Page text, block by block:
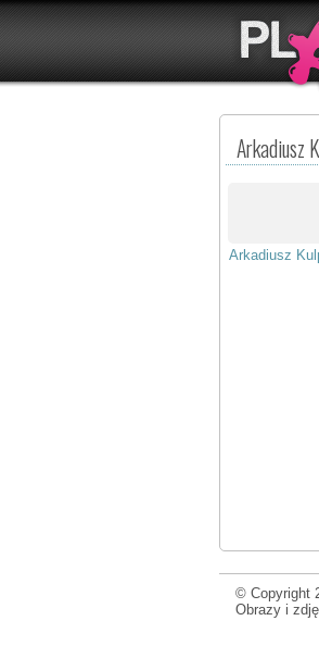
Arkadiusz
Arkadiusz
© Copyright
Obrazy i